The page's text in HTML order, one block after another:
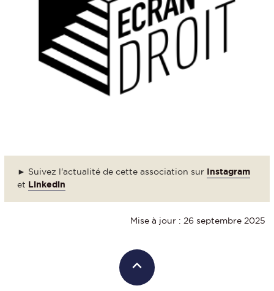
► Suivez l'actualité de cette association sur Instagram
et Linkedin
Mise à jour : 26 septembre 2025